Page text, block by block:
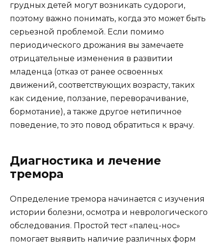
грудных детей могут возникать судороги,
поэтому важно понимать, когда это может быть
серьезной проблемой. Если помимо
периодического дрожания вы замечаете
отрицательные изменения в развитии
младенца (отказ от ранее освоенных
движений, соответствующих возрасту, таких
как сидение, ползание, переворачивание,
бормотание), а также другое нетипичное
поведение, то это повод обратиться к врачу.
Диагностика и лечение
тремора
Определение тремора начинается с изучения
истории болезни, осмотра и неврологического
обследования. Простой тест «палец-нос»
помогает выявить наличие различных форм